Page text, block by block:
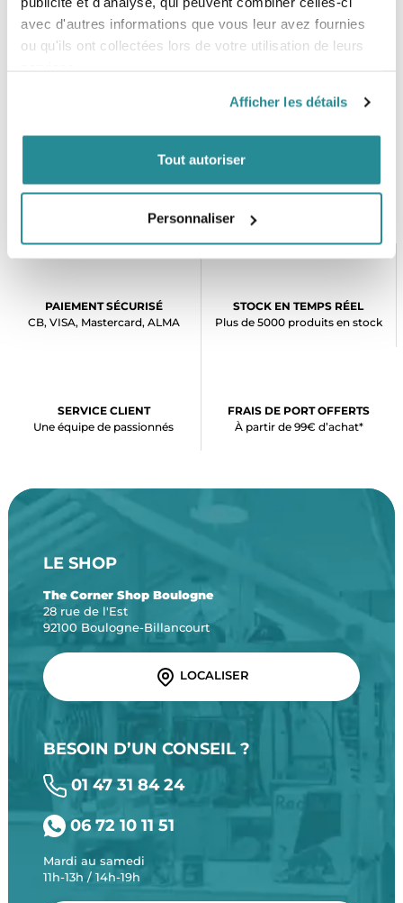
avec d'autres informations que vous leur avez fournies
ou qu'ils ont collectées lors de votre utilisation de leurs
Afficher les détails
Tout autoriser
Personnaliser
Aaron gun, qui s’en sert aussi en blocage.
PAIEMENT SÉCURISÉ
CB, VISA, Mastercard, ALMA
STOCK EN TEMPS RÉEL
Plus de 5000 produits en stock
SERVICE CLIENT
Une équipe de passionnés
FRAIS DE PORT OFFERTS
À partir de 99€ d’achat*
LE SHOP
The Corner Shop Boulogne
28 rue de l'Est
92100 Boulogne-Billancourt
LOCALISER
BESOIN D’UN CONSEIL ?
01 47 31 84 24
06 72 10 11 51
Mardi au samedi
11h-13h / 14h-19h